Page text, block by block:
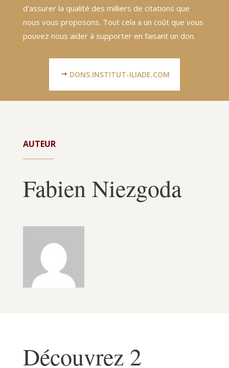
d'assurer la qualité des milliers de citations que
nous vous proposons. Tout cela a un coût que vous
pouvez nous aider à supporter en faisant un don.
DONS.INSTITUT-ILIADE.COM
AUTEUR
Fabien Niezgoda
Découvrez 2